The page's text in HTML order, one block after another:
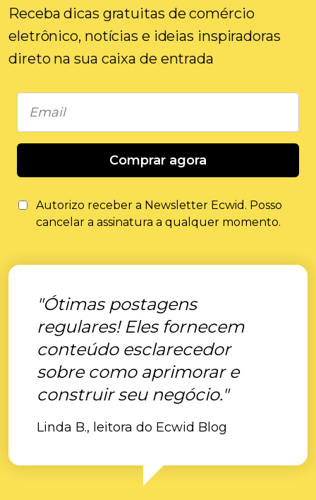
Receba dicas gratuitas de comércio
eletrônico, notícias e ideias inspiradoras
direto na sua caixa de entrada
Comprar agora
Autorizo ​​receber a Newsletter Ecwid. Posso
cancelar a assinatura a qualquer momento.
"Ótimas postagens
regulares! Eles fornecem
conteúdo esclarecedor
sobre como aprimorar e
construir seu negócio."
Linda B., leitora do Ecwid Blog